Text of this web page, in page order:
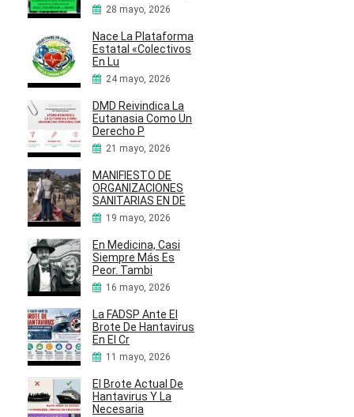
28 mayo, 2026
Nace La Plataforma
Estatal «Colectivos
En Lu
24 mayo, 2026
DMD Reivindica La
Eutanasia Como Un
Derecho P
21 mayo, 2026
MANIFIESTO DE
ORGANIZACIONES
SANITARIAS EN DE
19 mayo, 2026
En Medicina, Casi
Siempre Más Es
Peor. Tambi
16 mayo, 2026
La FADSP Ante El
Brote De Hantavirus
En El Cr
11 mayo, 2026
El Brote Actual De
Hantavirus Y La
Necesaria